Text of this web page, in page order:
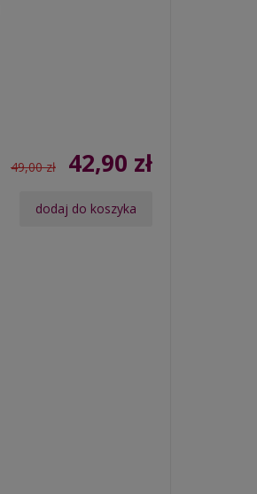
49,00 zł 42,90 zł
dodaj do koszyka